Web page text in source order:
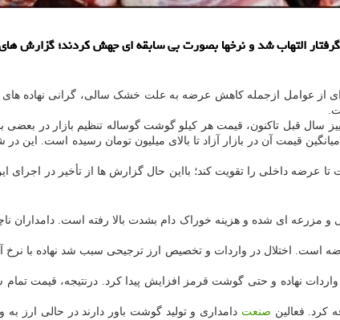
التهاب شد و نرخها بصورت بی سابقه ای جهش کردند؛
از عوامل ازجمله کاهش عرضه به علت خشک سالی، گرانی نهاده های
داخلی را تقویت کند؛ بااین حال گزارش ها از تأخیر در اجرای
ای شده و هزینه خوراک دام بشدت بالا رفته است. دامداران ناچار
است. اختلال در واردات و تخصیص ارز ترجیحی سبب شد نهاده با
نهاده و حتی گوشت قرمز افزایش پیدا کرد. درنتیجه، قیمت
کرد. فعالین صنعت دامداری و تولید گوشت باور دارند در حالی ارز